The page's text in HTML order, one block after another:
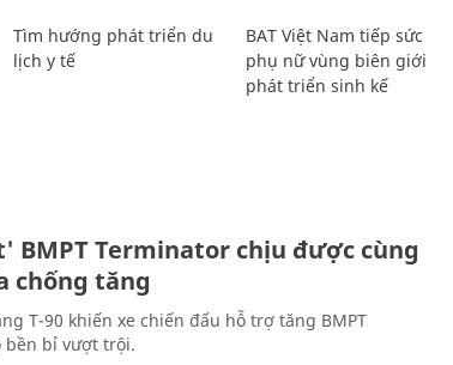
Tìm hướng phát triển du
lịch y tế
BAT Việt Nam tiếp sức
phụ nữ vùng biên giới
phát triển sinh kế
BMPT Terminator chịu được cùng
chống tăng
T-90 khiến xe chiến đấu hỗ trợ tăng BMPT
bền bỉ vượt trội.